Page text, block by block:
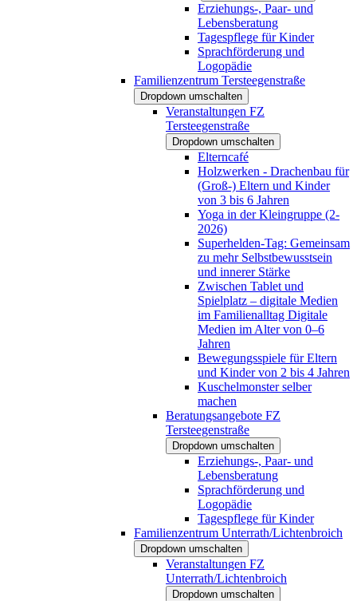
Erziehungs-, Paar- und
Lebensberatung
Tagespflege für Kinder
Sprachförderung und
Logopädie
Familienzentrum Tersteegenstraße
Dropdown umschalten
Veranstaltungen FZ
Tersteegenstraße
Dropdown umschalten
Elterncafé
Holzwerken - Drachenbau für
(Groß-) Eltern und Kinder
von 3 bis 6 Jahren
Yoga in der Kleingruppe (2-
2026)
Superhelden-Tag: Gemeinsam
zu mehr Selbstbewusstsein
und innerer Stärke
Zwischen Tablet und
Spielplatz – digitale Medien
im Familienalltag Digitale
Medien im Alter von 0–6
Jahren
Bewegungsspiele für Eltern
und Kinder von 2 bis 4 Jahren
Kuschelmonster selber
machen
Beratungsangebote FZ
Tersteegenstraße
Dropdown umschalten
Erziehungs-, Paar- und
Lebensberatung
Sprachförderung und
Logopädie
Tagespflege für Kinder
Familienzentrum Unterrath/Lichtenbroich
Dropdown umschalten
Veranstaltungen FZ
Unterrath/Lichtenbroich
Dropdown umschalten